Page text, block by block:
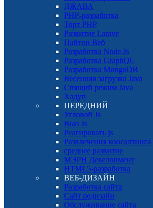
ДЖАВА
PHP-разработка
Торт PHP
Развитие Larave
Пайтон Веб
Разработка Node.Js
Разработка GraphQL
Разработка MongoDB
Весенняя загрузка Java
Спящий режим Java
Хадуп
ПЕРЕДНИЙ
Угловой Js
Вью Js
Реагировать js
Развлечения консалтинга
среднее развитие
МЭРН Девелопмент
HTML5-разработка
ВЕБ-ДИЗАЙН
Разработка сайта
Сайт редизайн
Обслуживание сайта